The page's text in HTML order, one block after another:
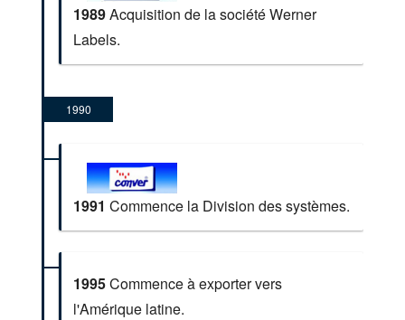
1989Acquisition de la société Werner
Labels.
1990
1991 Commence la Division des systèmes.
1995Commence à exporter vers
l'Amérique latine.